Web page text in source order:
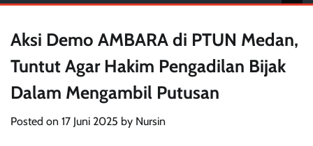
Aksi Demo AMBARA di PTUN Medan,
Tuntut Agar Hakim Pengadilan Bijak
Dalam Mengambil Putusan
Posted on 17 Juni 2025 by Nursin